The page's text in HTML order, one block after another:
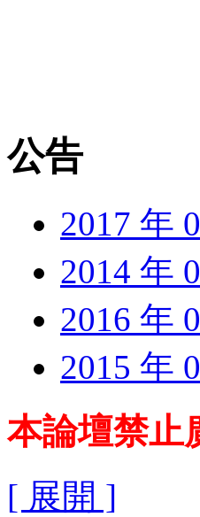
公告
2017 年
2014 年
2016 年
2015 年
本論壇禁止
[ 展開 ]